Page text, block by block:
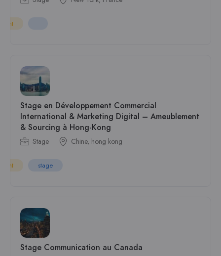
Stage en Développement Commercial
International & Marketing Digital – Ameublement
& Sourcing à Hong-Kong
Stage Chine, hong kong
stage
Stage Communication au Canada